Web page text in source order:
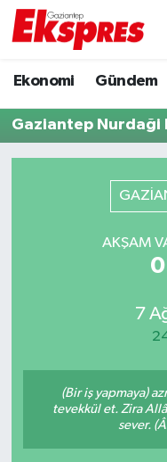
Ekonomi Gündem
Gaziantep Nurdaği
AKŞAM
7
(Bir iş yapmaya)
tevekkül et. Zira
sever.
Ekonomi
Gaziantep son
Gündem
Magazin
Trafik Durumu
Puan Durumu
Tüm Manşetler
Son Dakika